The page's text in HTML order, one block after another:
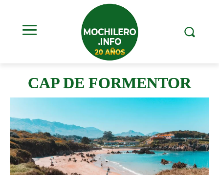
CAP DE FORMENTOR